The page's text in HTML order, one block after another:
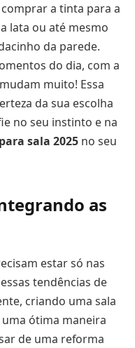
comprar a tinta para a
lata ou até mesmo
da parede.
do dia, com a
muito! Essa
da sua escolha
no seu instinto e na
sala 2025 no seu
as
estar só nas
tendências de
criando uma sala
ótima maneira
de uma reforma